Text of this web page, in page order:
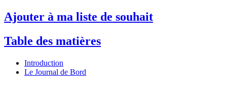
Ajouter à ma liste de souhait
Table des matières
Introduction
Le Journal de Bord